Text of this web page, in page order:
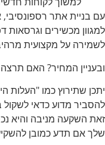
עם בניית אתר
למגוון מכשירים וגרסאות
לשמירה על מקצועית
ובעניין המחיר? האם
יתכן שתירוץ כמו "העלות
להסביר מדוע כדאי לשקול
זאת השקעה מניבה והיא
שלך אם תדע כמובן